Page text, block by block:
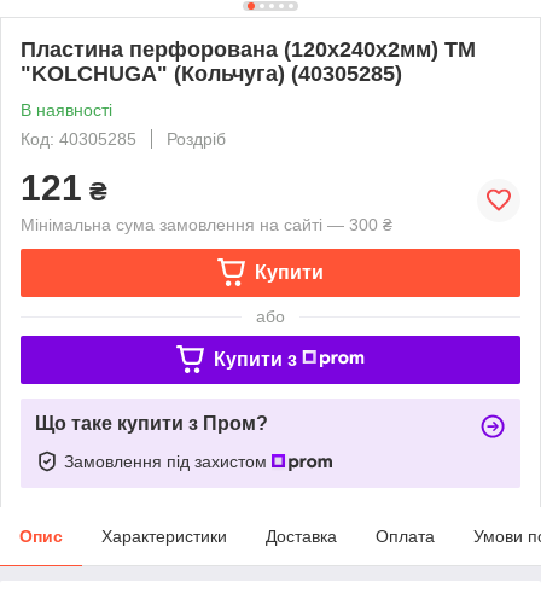
Пластина перфорована (120х240х2мм) ТМ
"KOLCHUGA" (Кольчуга) (40305285)
В наявності
Код: 40305285
Роздріб
121 ₴
Мінімальна сума замовлення на сайті — 300 ₴
Купити
або
Купити з
Що таке купити з Пром?
Замовлення під захистом
Опис Характеристики Доставка Оплата Умови